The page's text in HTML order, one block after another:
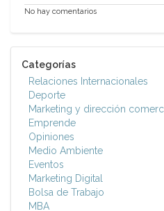
No hay comentarios
Categorías
Relaciones Internacionales
Deporte
Marketing y dirección
Emprende
Opiniones
Medio Ambiente
Eventos
Marketing Digital
Bolsa de Trabajo
MBA